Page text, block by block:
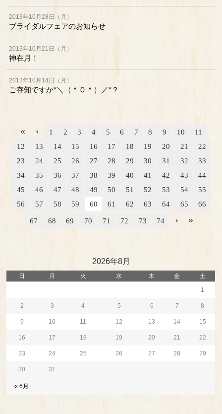
2013年10月28日（月）
ブライダルフェアのお知らせ
2013年10月21日（月）
神在月！
2013年10月14日（月）
ご存知ですか*＼（＾０＾）／*？
« ‹ 1 2 3 4 5 6 7 8 9 10
11
12
13 14 15 16 17 18 19 20 21
22
23
24 25 26 27 28 29 30 31 32
33
34
35 36 37 38 39 40 41 42 43
44
45
46 47 48 49 50 51 52 53 54
55
56
57 58 59 60 61 62 63 64 65
66
67
68 69 70 71 72 73 74 › »
2026年8月
日 月 火 水 木 金 土
« 6月
1
2 3 4 5 6 7 8
9 10 11 12 13 14 15
16 17 18 19 20 21 22
23 24 25 26 27 28 29
30 31